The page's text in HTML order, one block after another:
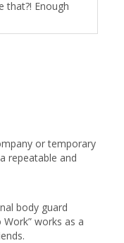
that?! Enough
or temporary
repeatable and
body guard
Work” works as a